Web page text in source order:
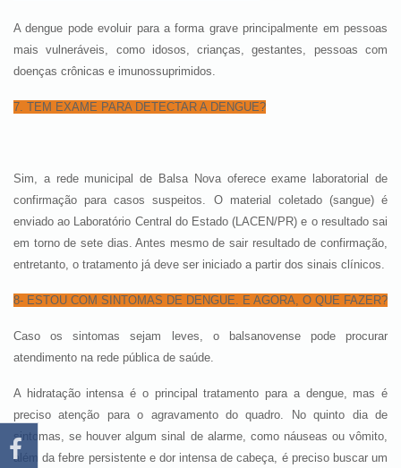
A dengue pode evoluir para a forma grave principalmente em pessoas
mais vulneráveis, como idosos, crianças, gestantes, pessoas com
doenças crônicas e imunossuprimidos.
7. TEM EXAME PARA DETECTAR A DENGUE?
Sim, a rede municipal de Balsa Nova oferece exame laboratorial de
confirmação para casos suspeitos. O material coletado (sangue) é
enviado ao Laboratório Central do Estado (LACEN/PR) e o resultado sai
em torno de sete dias.Antes mesmo de sair resultado de confirmação,
entretanto, o tratamento já deve ser iniciado a partir dos sinais clínicos.
8- ESTOU COM SINTOMAS DE DENGUE. E AGORA, O QUE FAZER?
Caso os sintomas sejam leves, o balsanovense pode procurar
atendimento na rede pública de saúde.
A hidratação intensa é o principal tratamento para a dengue, mas é
preciso atenção para o agravamento do quadro. No quinto dia de
sintomas, se houver algum sinal de alarme, como náuseas ou vômito,
além da febre persistente e dor intensa de cabeça, é preciso buscar um